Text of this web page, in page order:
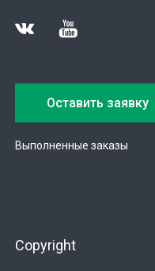
Оставить заявку
Выполненные заказы
Copyright